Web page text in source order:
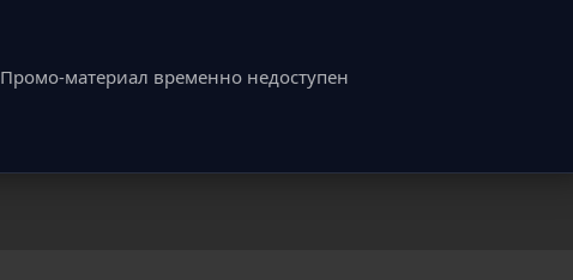
Промо-материал временно недоступен